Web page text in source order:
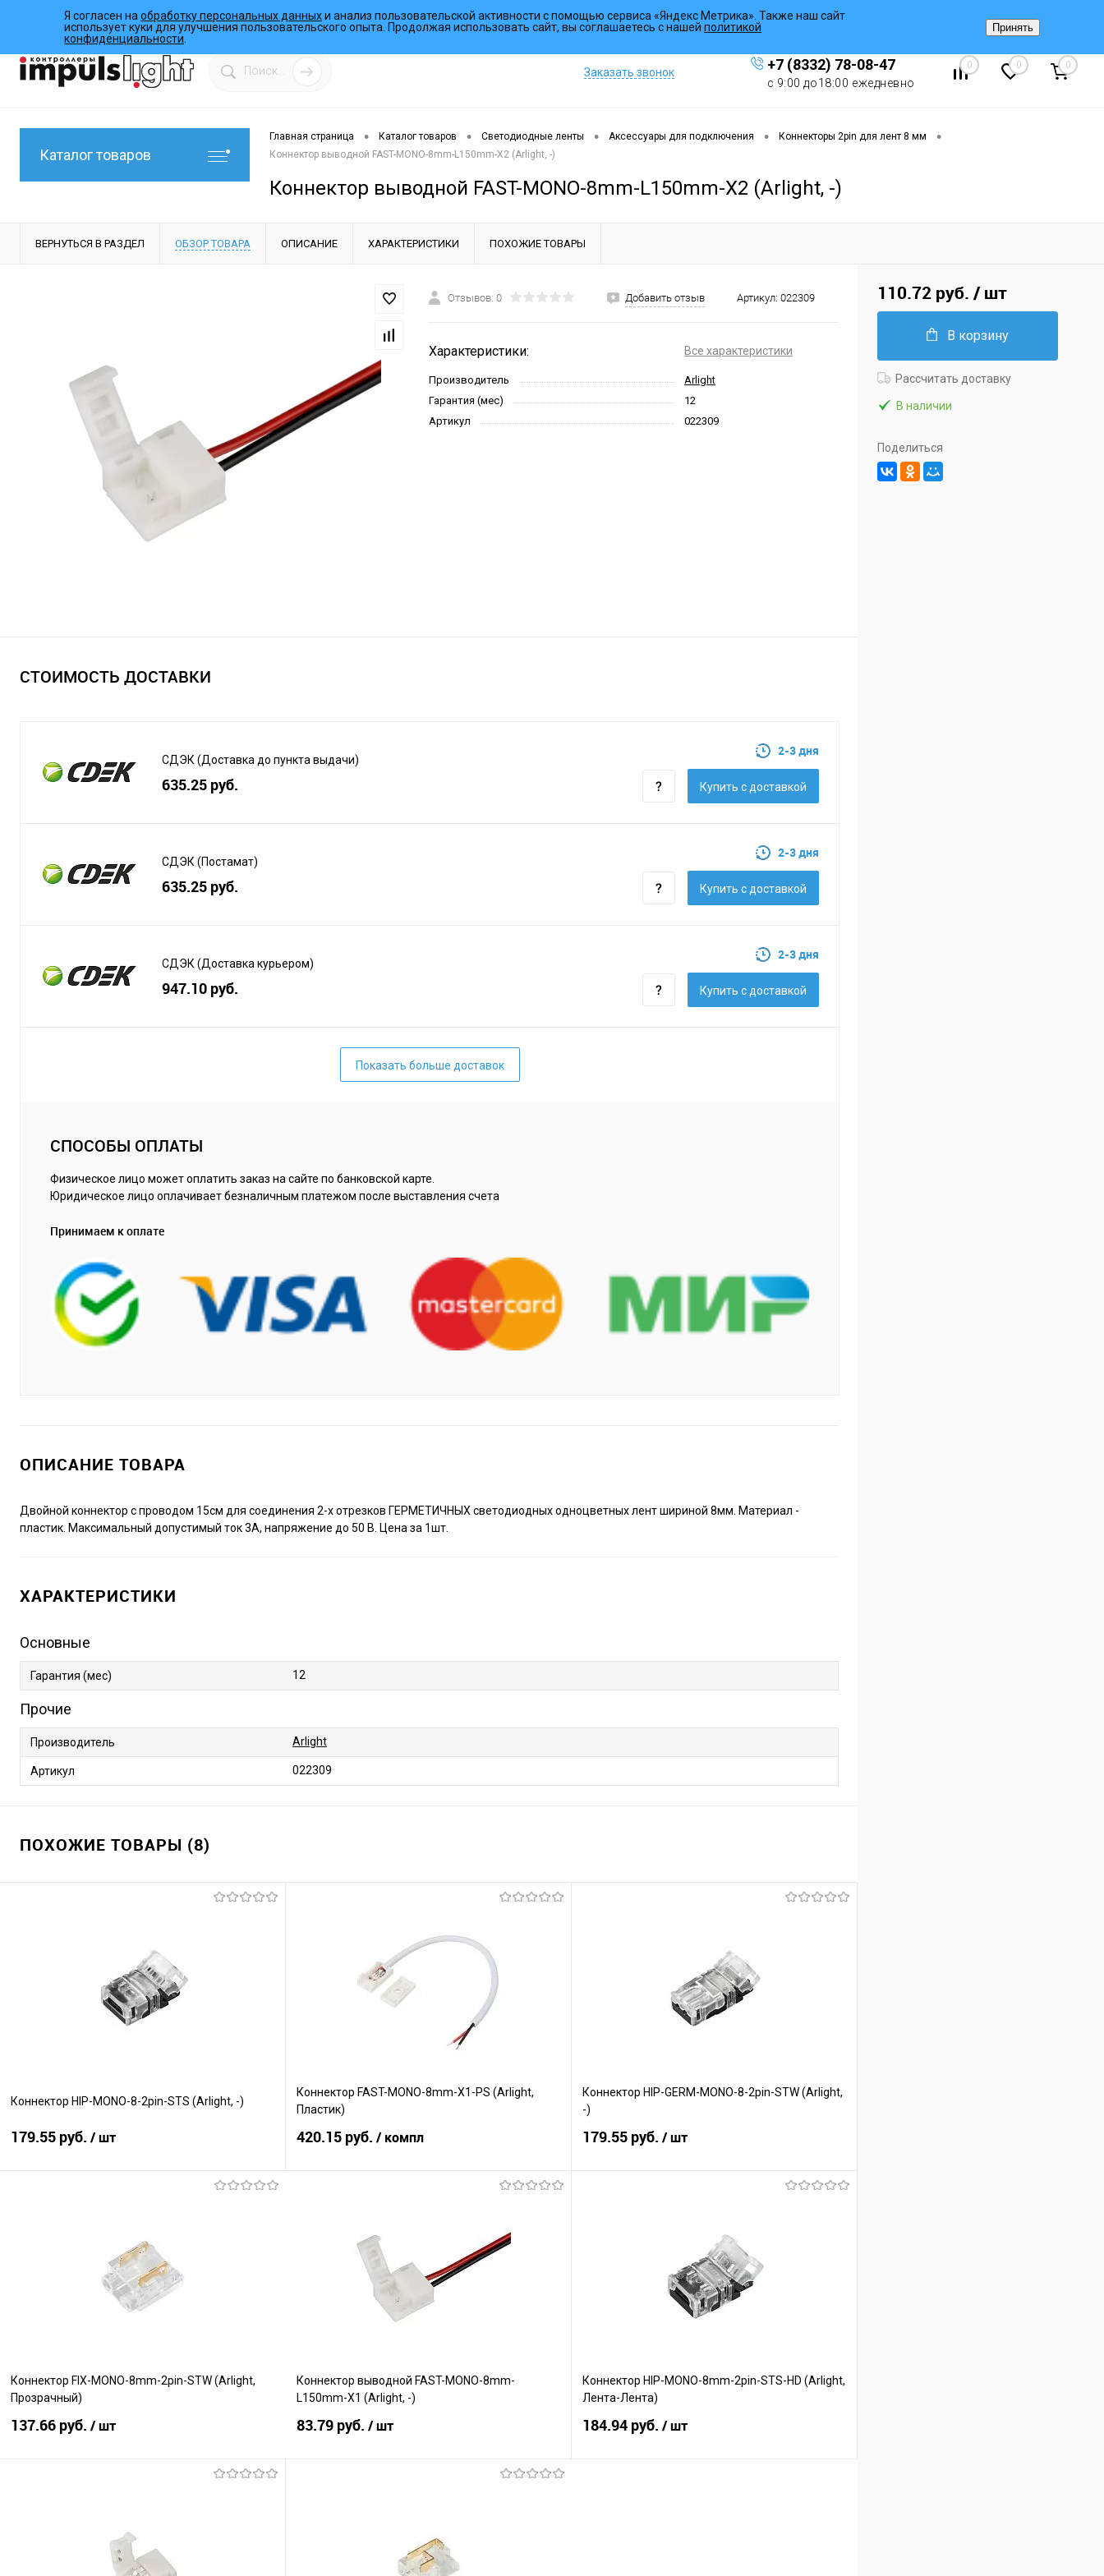
О компании Инструкции Работы Программы Коллекции Регистрация
Заказать звонок +7 (8332) 78-08-47
с 9:00 до18:00 ежедневно
0 0 0
Каталог товаров
Главная страница • Каталог товаров • Светодиодные ленты • Аксессуары для подключения • Коннекторы 2pin для лент 8 мм •
Коннектор выводной FAST-MONO-8mm-L150mm-X2 (Arlight, -)
Коннектор выводной FAST-MONO-8mm-L150mm-X2 (Arlight, -)
ВЕРНУТЬСЯ В РАЗДЕЛ ОБЗОР ТОВАРА ОПИСАНИЕ ХАРАКТЕРИСТИКИ ПОХОЖИЕ ТОВАРЫ
Отзывов: 0 Добавить отзыв Артикул: 022309
Характеристики: Все характеристики
Производитель
Arlight
Гарантия (мес)
12
Артикул
022309
СТОИМОСТЬ ДОСТАВКИ
СДЭК (Доставка до пункта выдачи)
635.25 руб.
2-3 дня
Купить c доставкой
СДЭК (Постамат)
635.25 руб.
2-3 дня
Купить c доставкой
СДЭК (Доставка курьером)
947.10 руб.
2-3 дня
Купить c доставкой
Показать больше доставок
СПОСОБЫ ОПЛАТЫ
Физическое лицо может оплатить заказ на сайте по банковской карте.
Юридическое лицо оплачивает безналичным платежом после выставления счета
Принимаем к оплате
ОПИСАНИЕ ТОВАРА
Двойной коннектор с проводом 15см для соединения 2-х отрезков ГЕРМЕТИЧНЫХ светодиодных одноцветных лент шириной 8мм. Материал -
пластик. Максимальный допустимый ток 3А, напряжение до 50 В. Цена за 1шт.
ХАРАКТЕРИСТИКИ
Основные
Гарантия (мес) 12
Прочие
Производитель Arlight
Артикул 022309
ПОХОЖИЕ ТОВАРЫ (8)
Коннектор HIP-MONO-8-2pin-STS (Arlight, -)
179.55 руб. / шт
В наличии
Коннектор FAST-MONO-8mm-X1-PS (Arlight,
Пластик)
420.15 руб. / компл
Сравнение
В избранное
В наличии
Коннектор HIP-GERM-MONO-8-2pin-STW (Arlight,
-)
179.55 руб. / шт
В наличии
Коннектор FIX-MONO-8mm-2pin-STW (Arlight,
Прозрачный)
137.66 руб. / шт
Коннектор выводной FAST-MONO-8mm-
L150mm-X1 (Arlight, -)
83.79 руб. / шт
Коннектор HIP-MONO-8mm-2pin-STS-HD (Arlight,
Лента-Лента)
184.94 руб. / шт
110.72 руб. / шт
В корзину
Рассчитать доставку
В наличии
Поделиться
Я согласен на обработку персональных данныхи анализ пользовательской активности с помощью сервиса «Яндекс Метрика». Также наш сайт
использует куки для улучшения пользовательского опыта. Продолжая использовать сайт, вы соглашаетесь с нашей политикой
конфиденциальности
Принять